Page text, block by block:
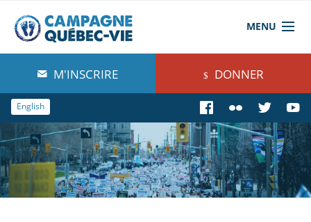
MENU
À propos de nous
Blog
Comprendre
Agir
Boutique
M'INSCRIRE DONNER
English